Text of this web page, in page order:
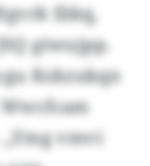
fäkq,
gtwujpp.
Kskzukqn
vmvi